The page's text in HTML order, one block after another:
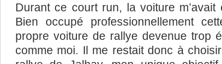
Durant ce court run, la voiture
Bien occupé professionnellement
propre voiture de rallye devenue trop
comme moi. Il me restait donc à